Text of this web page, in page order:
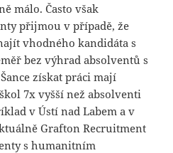
málo. Často však
přijmou v případě, že
vhodného kandidáta s
bez výhrad absolventů s
získat práci mají
7x vyšší než absolventi
v Ústí nad Labem a v
Grafton Recruitment
s humanitním